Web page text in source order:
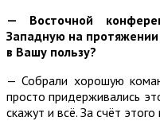
— Восточной
Западную на протяжении
в Вашу пользу?
— Собрали хорошую
просто придерживались
скажут и всё. За счёт